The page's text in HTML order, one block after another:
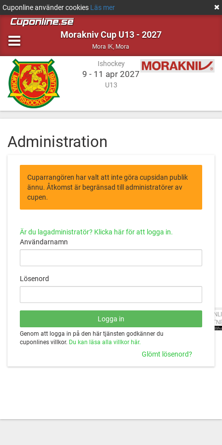
Cuponline använder cookies Läs mer
Morakniv Cup U13 - 2027
Mora IK,Ishockey
MoraMora
Ishockey
9 - 11 apr 2027
U13
Administration
Cuparrangören har valt att inte göra cupsidan publik
ännu. Åtkomst är begränsad till administratörer av
cupen.
Är du lagadministratör? Klicka här för att logga in.
Användarnamn
Lösenord
Genom att logga in på den här tjänsten godkänner du
cuponlines villkor. Du kan läsa alla villkor här.
Glömt lösenord?